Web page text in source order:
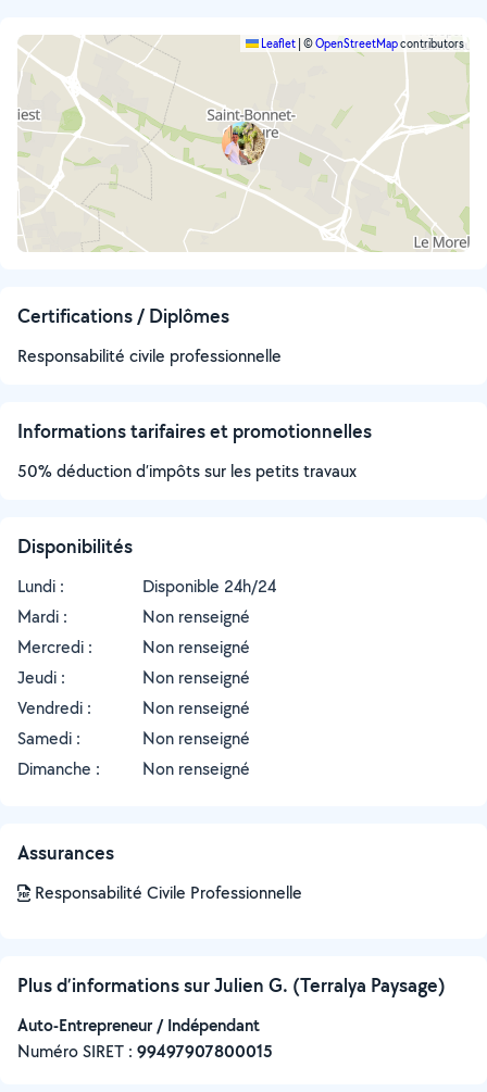
Leaflet ©OpenStreetMapcontributors
Certifications / Diplômes
Responsabilité civile professionnelle
Informations tarifaires et promotionnelles
50% déduction d’impôts sur les petits travaux
Disponibilités
Lundi :
Disponible 24h/24
Mardi :
Non renseigné
Mercredi :
Non renseigné
Jeudi :
Non renseigné
Vendredi :
Non renseigné
Samedi :
Non renseigné
Dimanche :
Non renseigné
Assurances
Responsabilité Civile Professionnelle
Plus d’informations sur Julien G. (Terralya Paysage)
Auto-Entrepreneur / Indépendant
Numéro SIRET : ‍99497907800015